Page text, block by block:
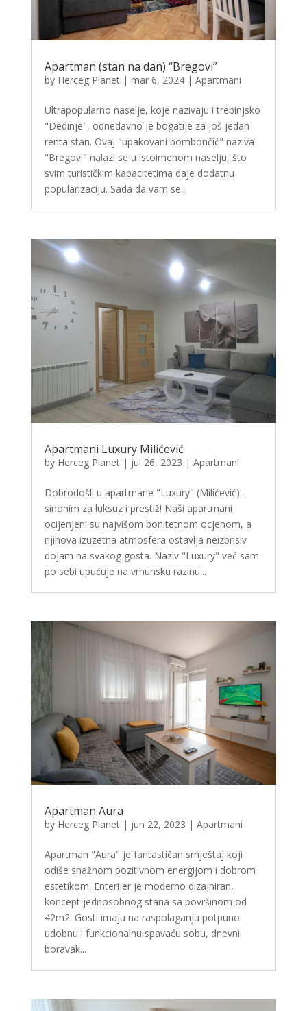
Apartman (stan na dan) “Bregovi”
by Herceg Planet| mar 6, 2024| Apartmani
Ultrapopularno naselje, koje nazivaju i trebinjsko
"Dedinje", odnedavno je bogatije za još jedan
renta stan. Ovaj "upakovani bombončić" naziva
"Bregovi" nalazi se u istoimenom naselju, što
svim turističkim kapacitetima daje dodatnu
popularizaciju. Sada da vam se...
Apartmani Luxury Milićević
by Herceg Planet| jul 26, 2023 | Apartmani
Dobrodošli u apartmane "Luxury" (Milićević) -
sinonim za luksuz i prestiž! Naši apartmani
ocijenjeni su najvišom bonitetnom ocjenom, a
njihova izuzetna atmosfera ostavlja neizbrisiv
dojam na svakog gosta. Naziv "Luxury" već sam
po sebi upućuje na vrhunsku razinu...
Apartman Aura
by Herceg Planet| jun 22, 2023 | Apartmani
Apartman "Aura" je fantastičan smještaj koji
odiše snažnom pozitivnom energijom i dobrom
estetikom. Enterijer je moderno dizajniran,
koncept jednosobnog stana sa površinom od
42m2. Gosti imaju na raspolaganju potpuno
udobnu i funkcionalnu spavaću sobu, dnevni
boravak...